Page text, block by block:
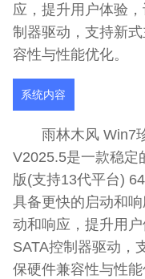
应，提升用户体验
制器驱动，支持新
容性与性能优化。
系统内容
雨林木风 Win7珍
V2025.5是一款稳定
版(支持13代平台)
具备更快的启动和
动和响应，提升用
SATA控制器驱动，
保硬件兼容性与性能